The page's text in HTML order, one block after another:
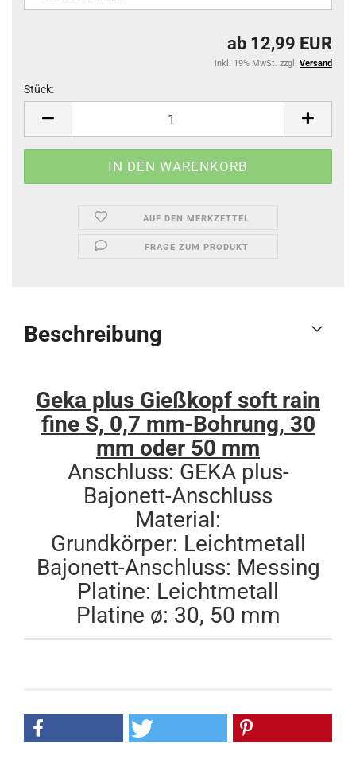
ab 12,99 EUR
inkl. 19% MwSt. zzgl. Versand
Stück:
AUF DEN MERKZETTEL
FRAGE ZUM PRODUKT
Beschreibung
Geka plus Gießkopf soft rain
fine S, 0,7 mm-Bohrung, 30
mm oder 50 mm
Anschluss: GEKA plus-
Bajonett-Anschluss
Material:
Grundkörper: Leichtmetall
Bajonett-Anschluss: Messing
Platine: Leichtmetall
Platine ø: 30, 50 mm